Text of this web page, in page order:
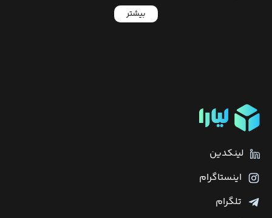
بیشتر
لینکدین
اینستاگرام
تلگرام